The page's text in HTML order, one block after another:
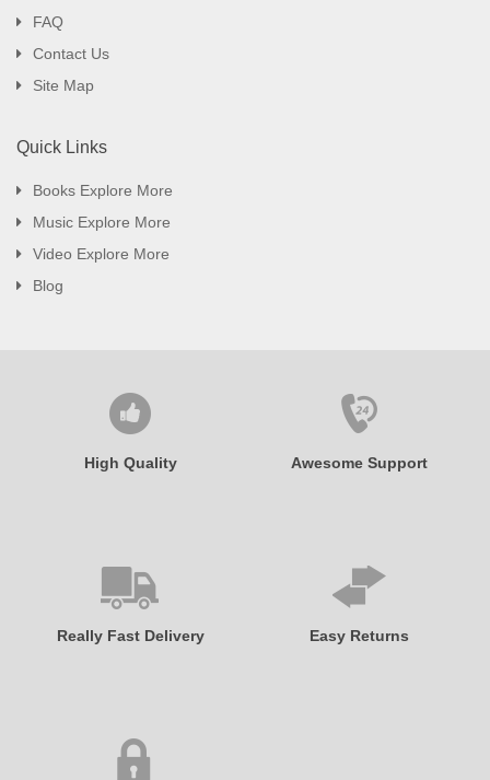
FAQ
Contact Us
Site Map
Quick Links
Books Explore More
Music Explore More
Video Explore More
Blog
High Quality Awesome Support
Really Fast Delivery Easy Returns